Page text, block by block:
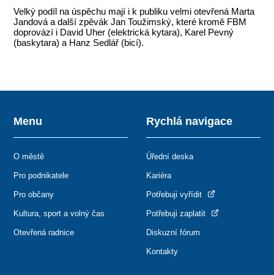
Velký podíl na úspěchu mají i k publiku velmi otevřená Marta
Jandová a další zpěvák Jan Toužimský, které kromě FBM
doprovází i David Uher (elektrická kytara), Karel Pevný
(baskytara) a Hanz Sedlář (bicí).
Menu
O městě
Pro podnikatele
Pro občany
Kultura, sport a volný čas
Otevřená radnice
Rychlá navigace
Úřední deska
Kariéra
Potřebuji vyřídit
Potřebuji zaplatit
Diskuzní fórum
Kontakty